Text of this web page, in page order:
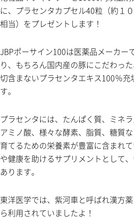
に、プラセンタカプセル40粒（約１
相当）をプレゼントします！
JBPポーサイン100は医薬品メーカー
り、もちろん国内産の豚にこだわっ
切含まないプラセンタエキス100％充
す。
プラセンタには、たんぱく質、ミネラ
アミノ酸、様々な酵素、脂質、糖質
育てるための栄養素が豊富に含まれ
や健康を助けるサプリメントとして
あります。
東洋医学では、紫河車と呼ばれ漢方
ら利用されていましたよ！